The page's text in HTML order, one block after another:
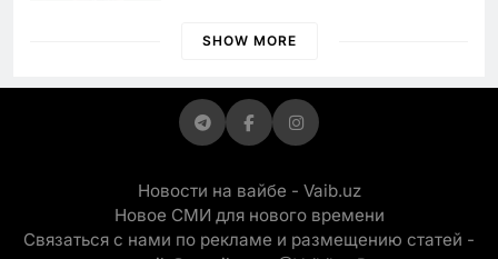
просить «кашу без сахара»
SHOW MORE
Новости на вайбе - Vaib.uz
Новое СМИ для нового времени
Связаться с нами по рекламе и размещению статей -